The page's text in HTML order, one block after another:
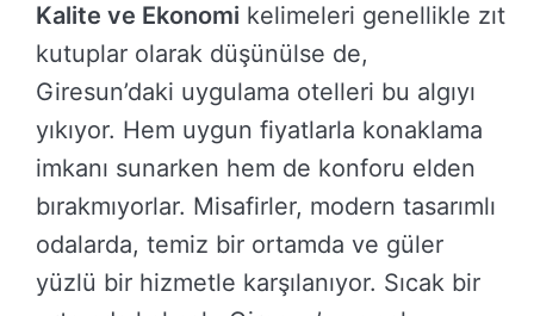
Kalite ve Ekonomi kelimeleri genellikle zıt
kutuplar olarak düşünülse de,
Giresun’daki uygulama otelleri bu algıyı
yıkıyor. Hem uygun fiyatlarla konaklama
imkanı sunarken hem de konforu elden
bırakmıyorlar. Misafirler, modern tasarımlı
odalarda, temiz bir ortamda ve güler
yüzlü bir hizmetle karşılanıyor. Sıcak bir